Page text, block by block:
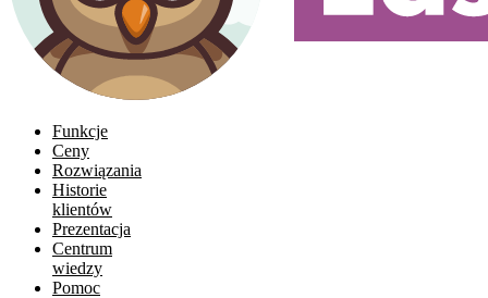
Funkcje
Ceny
Rozwiązania
Historie
klientów
Prezentacja
Centrum
wiedzy
Pomoc